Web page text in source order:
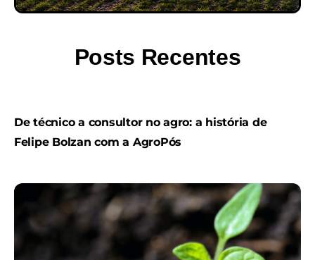
Posts Recentes
De técnico a consultor no agro: a história de
Felipe Bolzan com a AgroPós